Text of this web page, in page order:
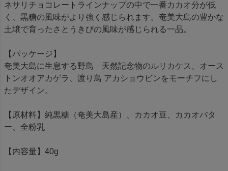
ネサリチョコレートラインナップの中で一番カカオ分が低
く、黒糖の風味がより強く感じられます。奄美大島の豊かな
土壌で育ったさとうきびの風味が感じられる一品。
【パッケージ】
奄美大島に生息する野鳥 天然記念物のルリカケス、オース
トンオオアカゲラ、渡り鳥 アカショウビンをモーチフにし
たデザイン。
【原材料】純黒糖（奄美大島産）、カカオ豆、カカオバタ
ー、全粉乳
【内容量】40g